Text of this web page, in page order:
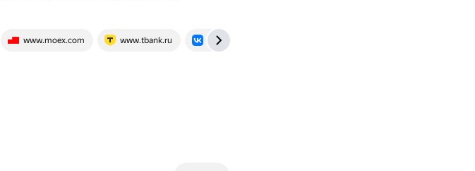
www.moex.com www.tbank.ru vk.com